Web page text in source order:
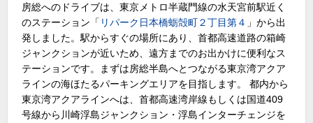
房総へのドライブは、東京メトロ半蔵門線の水天宮前駅近く
のステーション「 リパーク日本橋蛎殻町２丁目第４ 」から出
発しました。駅からすぐの場所にあり、首都高速道路の箱崎
ジャンクションが近いため、遠方までのお出かけに便利なス
テーションです。まずは房総半島へとつながる東京湾アクア
ラインの海ほたるパーキングエリアを目指します。 都内から
東京湾アクアラインへは、首都高速湾岸線もしくは国道409
号線から川崎浮島ジャンクション・浮島インターチェンジを